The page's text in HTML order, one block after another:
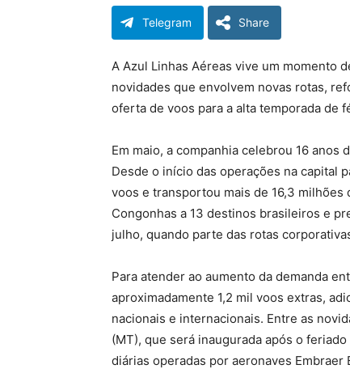
Telegram Share
A Azul Linhas Aéreas vive um momento
novidades que envolvem novas rotas,
oferta de voos para a alta temporada de
Em maio, a companhia celebrou 16 anos
Desde o início das operações na capital
voos e transportou mais de 16,3 milhões
Congonhas a 13 destinos brasileiros e
julho, quando parte das rotas
Para atender ao aumento da demanda
aproximadamente 1,2 mil voos extras,
nacionais e internacionais. Entre as
(MT), que será inaugurada após o
diárias operadas por aeronaves Embraer